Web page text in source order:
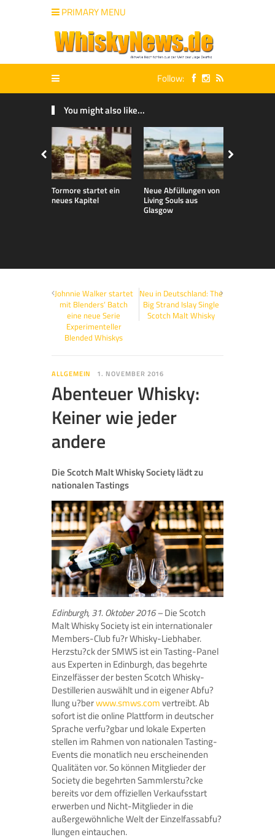
PRIMARY MENU
Follow:
You might also like...
Tormore startet ein
neues Kapitel
Neue Abfüllungen von
Living Souls aus
Glasgow
Johnnie Walker startet
mit Blenders‘ Batch
eine neue Serie
Experimenteller
Blended Whiskys
Neu in Deutschland: The
Big Strand Islay Single
Scotch Malt Whisky
ALLGEMEIN 1. NOVEMBER 2016
Abenteuer Whisky:
Keiner wie jeder
andere
Die Scotch Malt Whisky Society lädt zu
nationalen Tastings
Edinburgh, 31. Oktober 2016 –Die Scotch
Malt Whisky Society ist ein internationaler
Members-Club fu?r Whisky-Liebhaber.
Herzstu?ck der SMWS ist ein Tasting-Panel
aus Experten in Edinburgh, das begehrte
Einzelfässer der besten Scotch Whisky-
Destillerien auswählt und in eigener Abfu?
llung u?berwww.smws.comvertreibt. Ab
sofort ist die online Plattform in deutscher
Sprache verfu?gbar und lokale Experten
stellen im Rahmen von nationalen Tasting-
Events die monatlich neu erscheinenden
Qualitäten vor. So können Mitglieder der
Society die begehrten Sammlerstu?cke
bereits vor dem offiziellen Verkaufsstart
erwerben und Nicht-Mitglieder in die
außergewöhnliche Welt der Einzelfassabfu?
llungen eintauchen.